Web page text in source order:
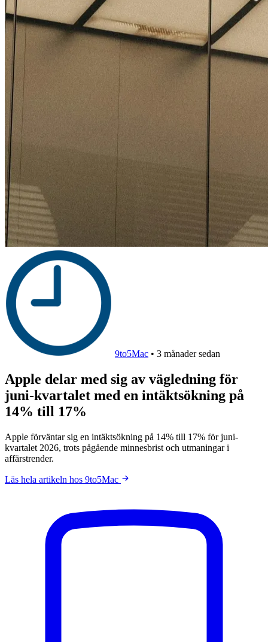
9to5Mac • 3 månader sedan
Apple delar med sig av vägledning för
juni-kvartalet med en intäktsökning på
14% till 17%
Apple förväntar sig en intäktsökning på 14% till 17% för juni-
kvartalet 2026, trots pågående minnesbrist och utmaningar i
affärstrender.
Läs hela artikeln hos 9to5Mac